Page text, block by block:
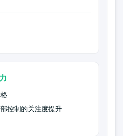
控制的关注度提升